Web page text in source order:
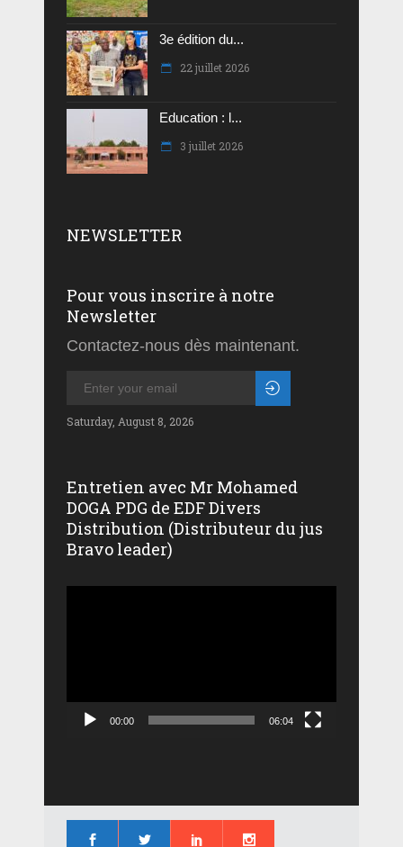
3e édition du...
22 juillet 2026
Education : l...
3 juillet 2026
NEWSLETTER
Pour vous inscrire à notre
Newsletter
Contactez-nous dès maintenant.
Saturday, August 8, 2026
Entretien avec Mr Mohamed
DOGA PDG de EDF Divers
Distribution (Distributeur du jus
Bravo leader)
00:00 06:04